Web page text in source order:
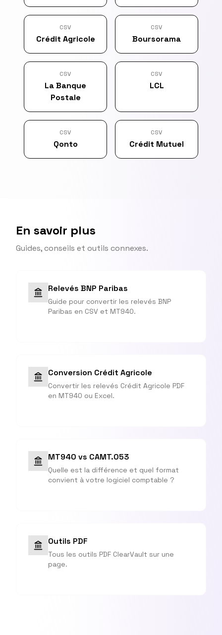
CSV
Crédit Agricole
CSV
Boursorama
CSV
La Banque
Postale
CSV
LCL
CSV
Qonto
CSV
Crédit Mutuel
En savoir plus
Guides, conseils et outils connexes.
Relevés BNP Paribas
Guide pour convertir les relevés BNP
Paribas en CSV et MT940.
Conversion Crédit Agricole
Convertir les relevés Crédit Agricole PDF
en MT940 ou Excel.
MT940 vs CAMT.053
Quelle est la différence et quel format
convient à votre logiciel comptable ?
Outils PDF
Tous les outils PDF ClearVault sur une
page.